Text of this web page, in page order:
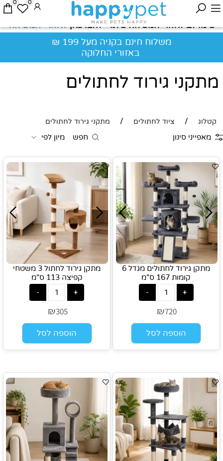
שימו לב לאזורי המשלוח שלנו - לחצו כאןלאזורי המשלוח
משלוח חינם בקניה מעל 199 ₪
באזורי החלוקה
0 0
מתקני גירוד לחתולים
קטלוג / ציוד לחתולים / מתקני גירוד לחתולים
מאפייני סינון חפש מיון לפי
מתקן גירוד לחתולים מגדל 6
קומות 167 ס"מ
₪720
הוספה לסל
מתקן גירוד לחתול 3 משטחי
קפיצה 113 ס"מ
₪305
הוספה לסל